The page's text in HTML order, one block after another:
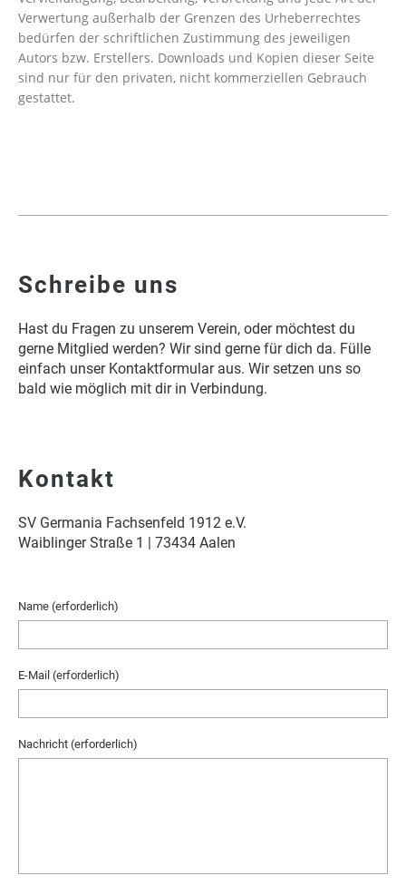
Verwertung außerhalb der Grenzen des Urheberrechtes
bedürfen der schriftlichen Zustimmung des jeweiligen
Autors bzw. Erstellers. Downloads und Kopien dieser Seite
sind nur für den privaten, nicht kommerziellen Gebrauch
gestattet.
Schreibe uns
Hast du Fragen zu unserem Verein, oder möchtest du
gerne Mitglied werden? Wir sind gerne für dich da. Fülle
einfach unser Kontaktformular aus. Wir setzen uns so
bald wie möglich mit dir in Verbindung.
Kontakt
SV Germania Fachsenfeld 1912 e.V.
Waiblinger Straße 1 | 73434 Aalen
Name (erforderlich)
E-Mail (erforderlich)
Nachricht (erforderlich)